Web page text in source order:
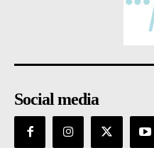
Social media